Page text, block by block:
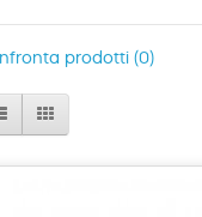
prodotti (0)